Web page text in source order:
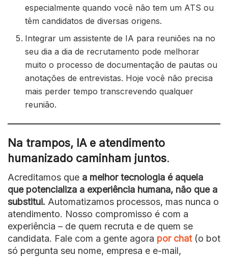
especialmente quando você não tem um ATS ou
têm candidatos de diversas origens.
Integrar um assistente de IA para reuniões na no
seu dia a dia de recrutamento pode melhorar
muito o processo de documentação de pautas ou
anotações de entrevistas. Hoje você não precisa
mais perder tempo transcrevendo qualquer
reunião.
Na trampos, IA e atendimento
humanizado caminham juntos.
Acreditamos que a melhor tecnologia é aquela
que potencializa a experiência humana, não que a
substitui. Automatizamos processos, mas nunca o
atendimento. Nosso compromisso é com a
experiência – de quem recruta e de quem se
candidata. Fale com a gente agora por chat(o bot
só pergunta seu nome, empresa e e-mail,